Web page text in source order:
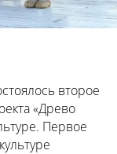
второе
«Древо
Первое